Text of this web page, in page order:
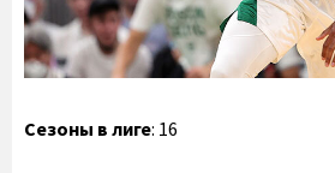
Сезоны в лиге: 16